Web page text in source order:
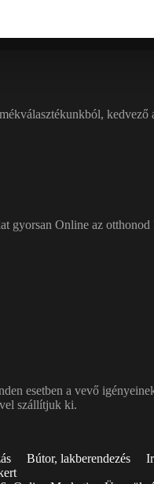
kedvező
gyorsan Online az
esetben a vevő
szállítjuk ki.
Bútor, lakberendezés